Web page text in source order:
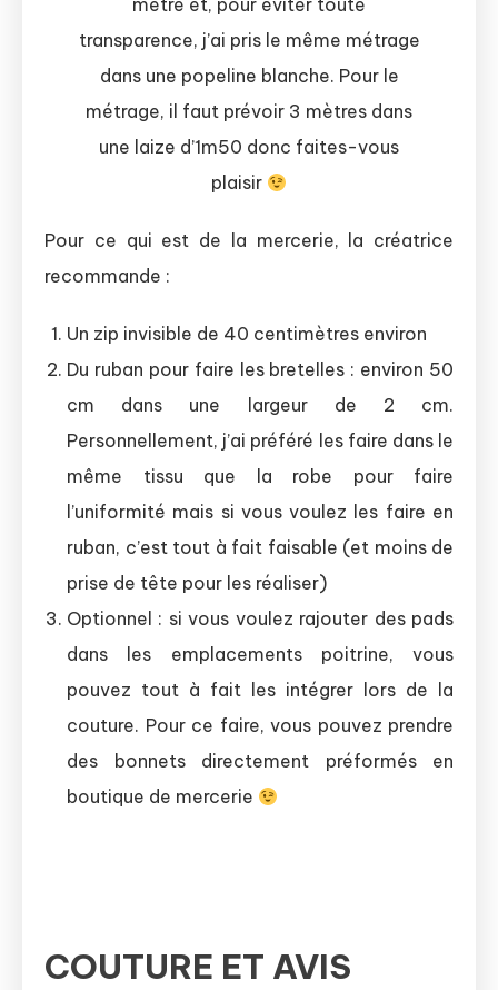
mètre et, pour éviter toute
transparence, j’ai pris le même métrage
dans une popeline blanche. Pour le
métrage, il faut prévoir 3 mètres dans
une laize d’1m50 donc faites-vous
plaisir
Pour ce qui est de la mercerie, la créatrice
recommande :
Un zip invisible de 40 centimètres environ
Du ruban pour faire les bretelles : environ 50
cm dans une largeur de 2 cm.
Personnellement, j’ai préféré les faire dans le
même tissu que la robe pour faire
l’uniformité mais si vous voulez les faire en
ruban, c’est tout à fait faisable (et moins de
prise de tête pour les réaliser)
Optionnel : si vous voulez rajouter des pads
dans les emplacements poitrine, vous
pouvez tout à fait les intégrer lors de la
couture. Pour ce faire, vous pouvez prendre
des bonnets directement préformés en
boutique de mercerie
COUTURE ET AVIS